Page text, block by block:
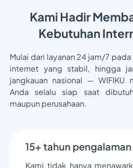
Kami Hadir
Kebutuhan
Mulai dari layanan 24 jam/7
internet yang stabil, hingga
jangkauan nasional — WIFIKU
Anda selalu siap saat
maupun perusahaan.
15+ tahun pengalaman
Kami tidak hanya